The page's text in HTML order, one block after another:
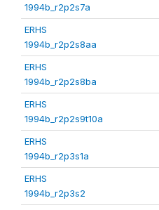
1994b_r2p2s7a
ERHS
1994b_r2p2s8aa
ERHS
1994b_r2p2s8ba
ERHS
1994b_r2p2s9t10a
ERHS
1994b_r2p3s1a
ERHS
1994b_r2p3s2